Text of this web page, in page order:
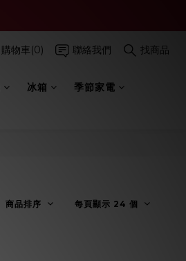
購物車(0) 聯絡我們 找商品
冰箱 季節家電
商品排序 每頁顯示 24 個